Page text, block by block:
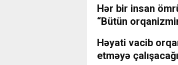
Hər bir insan
“Bütün
Həyati vacib
etməyə